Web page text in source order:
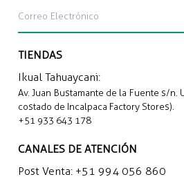
TIENDAS
Ikual Tahuaycani:
Av. Juan Bustamante de la Fuente s/n.
costado de Incalpaca Factory Stores).
+51 933 643 178
CANALES DE ATENCIÓN
Post Venta: +51 994 056 860